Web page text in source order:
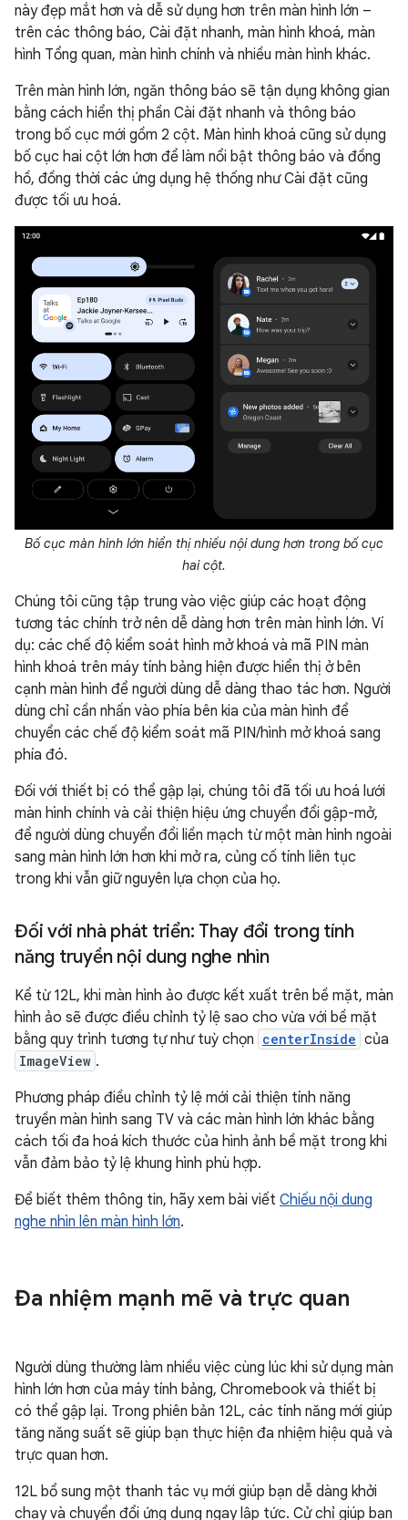
này đẹp mắt hơn và dễ sử dụng hơn trên màn hình lớn –
trên các thông báo, Cài đặt nhanh, màn hình khoá, màn
hình Tổng quan, màn hình chính và nhiều màn hình khác.
Trên màn hình lớn, ngăn thông báo sẽ tận dụng không gian
bằng cách hiển thị phần Cài đặt nhanh và thông báo
trong bố cục mới gồm 2 cột. Màn hình khoá cũng sử dụng
bố cục hai cột lớn hơn để làm nổi bật thông báo và đồng
hồ, đồng thời các ứng dụng hệ thống như Cài đặt cũng
được tối ưu hoá.
Bố cục màn hình lớn hiển thị nhiều nội dung hơn trong bố cục
hai cột.
Chúng tôi cũng tập trung vào việc giúp các hoạt động
tương tác chính trở nên dễ dàng hơn trên màn hình lớn. Ví
dụ: các chế độ kiểm soát hình mở khoá và mã PIN màn
hình khoá trên máy tính bảng hiện được hiển thị ở bên
cạnh màn hình để người dùng dễ dàng thao tác hơn. Người
dùng chỉ cần nhấn vào phía bên kia của màn hình để
chuyển các chế độ kiểm soát mã PIN/hình mở khoá sang
phía đó.
Đối với thiết bị có thể gập lại, chúng tôi đã tối ưu hoá lưới
màn hình chính và cải thiện hiệu ứng chuyển đổi gập-mở,
để người dùng chuyển đổi liền mạch từ một màn hình ngoài
sang màn hình lớn hơn khi mở ra, củng cố tính liên tục
trong khi vẫn giữ nguyên lựa chọn của họ.
Đối với nhà phát triển: Thay đổi trong tính
năng truyền nội dung nghe nhìn
Kể từ 12L, khi màn hình ảo được kết xuất trên bề mặt, màn
hình ảo sẽ được điều chỉnh tỷ lệ sao cho vừa với bề mặt
bằng quy trình tương tự như tuỳ chọn centerInside của
ImageView .
Phương pháp điều chỉnh tỷ lệ mới cải thiện tính năng
truyền màn hình sang TV và các màn hình lớn khác bằng
cách tối đa hoá kích thước của hình ảnh bề mặt trong khi
vẫn đảm bảo tỷ lệ khung hình phù hợp.
Để biết thêm thông tin, hãy xem bài viết Chiếu nội dung
nghe nhìn lên màn hình lớn.
Đa nhiệm mạnh mẽ và trực quan
Người dùng thường làm nhiều việc cùng lúc khi sử dụng màn
hình lớn hơn của máy tính bảng, Chromebook và thiết bị
có thể gập lại. Trong phiên bản 12L, các tính năng mới giúp
tăng năng suất sẽ giúp bạn thực hiện đa nhiệm hiệu quả và
trực quan hơn.
12L bổ sung một thanh tác vụ mới giúp bạn dễ dàng khởi
chạy và chuyển đổi ứng dụng ngay lập tức. Cử chỉ giúp bạn